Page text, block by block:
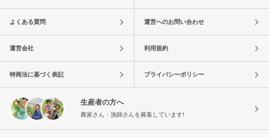
よくある質問 運営へのお問い合わせ
運営会社 利用規約
特商法に基づく表記 プライバシーポリシー
生産者の方へ
農家さん・漁師さんを募集しています!